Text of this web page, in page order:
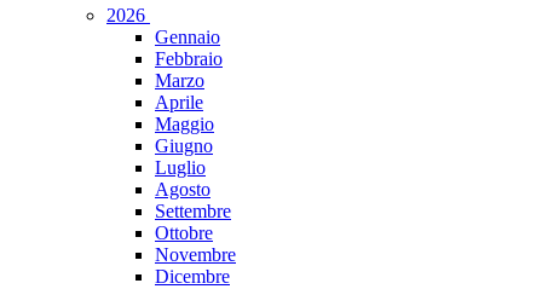
2026
Gennaio
Febbraio
Marzo
Aprile
Maggio
Giugno
Luglio
Agosto
Settembre
Ottobre
Novembre
Dicembre